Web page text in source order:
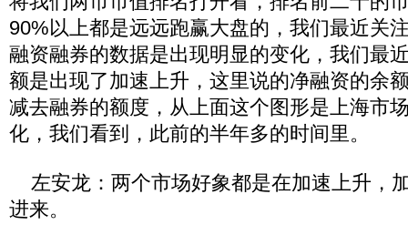
90%以上都是远远跑赢大盘的，我们最近关
融资融券的数据是出现明显的变化，我们最
额是出现了加速上升，这里说的净融资的余
减去融券的额度，从上面这个图形是上海市
化，我们看到，此前的半年多的时间里。
左安龙：两个市场好象都是在加速上升，
进来。